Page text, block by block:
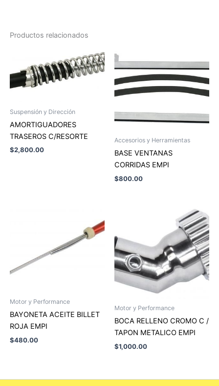
Productos relacionados
Suspensión y Dirección
AMORTIGUADORES
TRASEROS C/RESORTE
$2,800.00
Accesorios y Herramientas
BASE VENTANAS
CORRIDAS EMPI
$800.00
Motor y Performance
BAYONETA ACEITE BILLET
ROJA EMPI
$480.00
Motor y Performance
BOCA RELLENO CROMO C /
TAPON METALICO EMPI
$1,000.00